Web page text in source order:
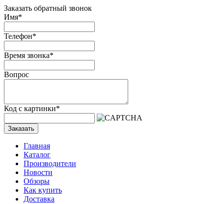
Заказать обратный звонок
Имя*
Телефон*
Время звонка*
Вопрос
Код с картинки*
Заказать
Главная
Каталог
Производители
Новости
Обзоры
Как купить
Доставка